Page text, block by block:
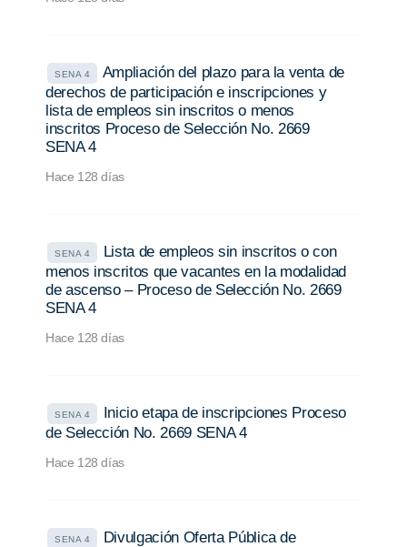
SENA 4
Ampliación del plazo para la venta de
derechos de participación e inscripciones y
lista de empleos sin inscritos o menos
inscritos Proceso de Selección No. 2669
SENA 4
Hace 128 días
SENA 4
Lista de empleos sin inscritos o con
menos inscritos que vacantes en la modalidad
de ascenso – Proceso de Selección No. 2669
SENA 4
Hace 128 días
SENA 4
Inicio etapa de inscripciones Proceso
de Selección No. 2669 SENA 4
Hace 128 días
SENA 4
Divulgación Oferta Pública de